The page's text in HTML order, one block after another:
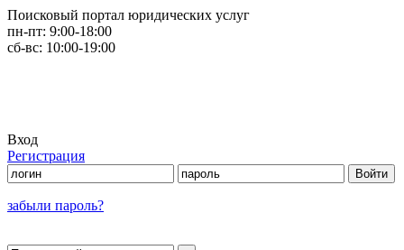
Поисковый портал юридических услуг
пн-пт: 9:00-18:00
сб-вс: 10:00-19:00
Вход
Регистрация
забыли пароль?